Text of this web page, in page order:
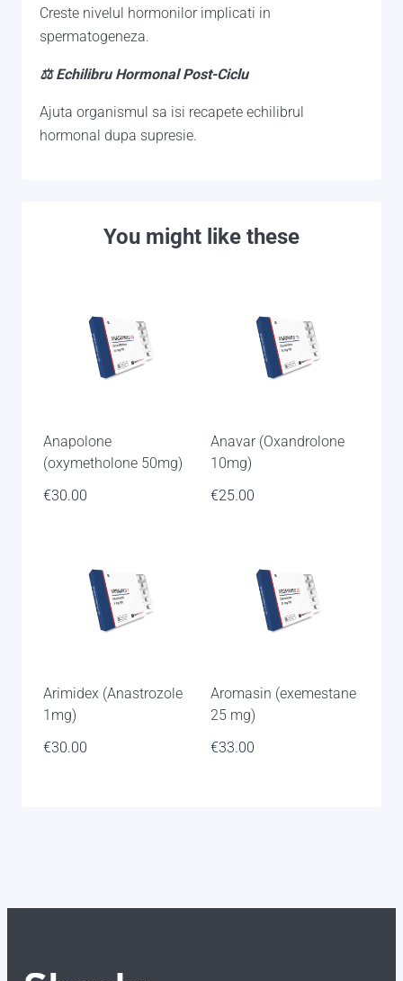
Creste nivelul hormonilor implicati in
spermatogeneza.
⚖ Echilibru Hormonal Post-Ciclu
Ajuta organismul sa isi recapete echilibrul
hormonal dupa supresie.
You might like these
Anapolone
(oxymetholone 50mg)
€30.00
Anavar (Oxandrolone
10mg)
€25.00
Arimidex (Anastrozole
1mg)
€30.00
Aromasin (exemestane
25 mg)
€33.00